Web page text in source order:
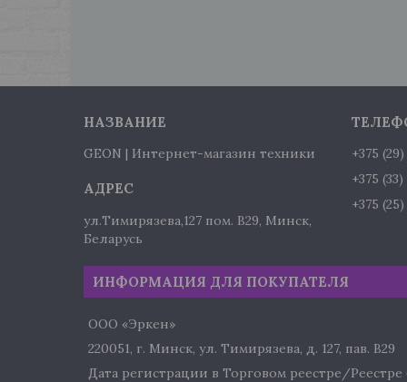
GEON | Интернет-магазин техники
ул.Тимирязева,127 пом. В29, Минск,
Беларусь
+375
+375
+375
ИНФОРМАЦИЯ ДЛЯ ПОКУПАТЕЛЯ
ООО «Эркен»
220051, г. Минск, ул. Тимирязева, д. 127, пав. В29
Дата регистрации в Торговом реестре/Реестре